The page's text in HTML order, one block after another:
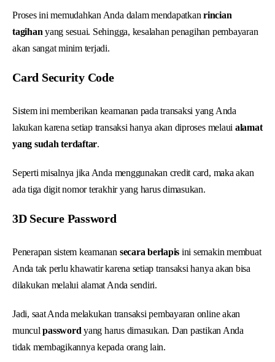
Proses ini memudahkan Anda dalam mendapatkan rincian
tagihan yang sesuai. Sehingga, kesalahan penagihan pembayaran
akan sangat minim terjadi.
Card Security Code
Sistem ini memberikan keamanan pada transaksi yang Anda
lakukan karena setiap transaksi hanya akan diproses melaui alamat
yang sudah terdaftar.
Seperti misalnya jika Anda menggunakan credit card, maka akan
ada tiga digit nomor terakhir yang harus dimasukan.
3D Secure Password
Penerapan sistem keamanan secara berlapis ini semakin membuat
Anda tak perlu khawatir karena setiap transaksi hanya akan bisa
dilakukan melalui alamat Anda sendiri.
Jadi, saat Anda melakukan transaksi pembayaran online akan
munculpassword yang harus dimasukan. Dan pastikan Anda
tidak membagikannya kepada orang lain.